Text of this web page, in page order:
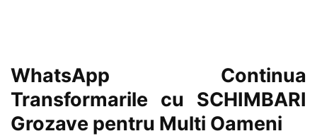
WhatsApp Continua
Transformarile cu SCHIMBARI
Grozave pentru Multi Oameni